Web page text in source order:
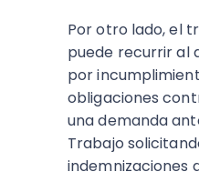
Por otro lado, el
puede recurrir al
por
obligaciones
una demanda
Trabajo
indemnizaciones